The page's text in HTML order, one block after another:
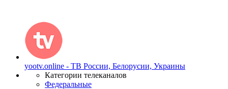
yootv.online - ТВ России, Белорусии, Украины
Категории телеканалов
Федеральные